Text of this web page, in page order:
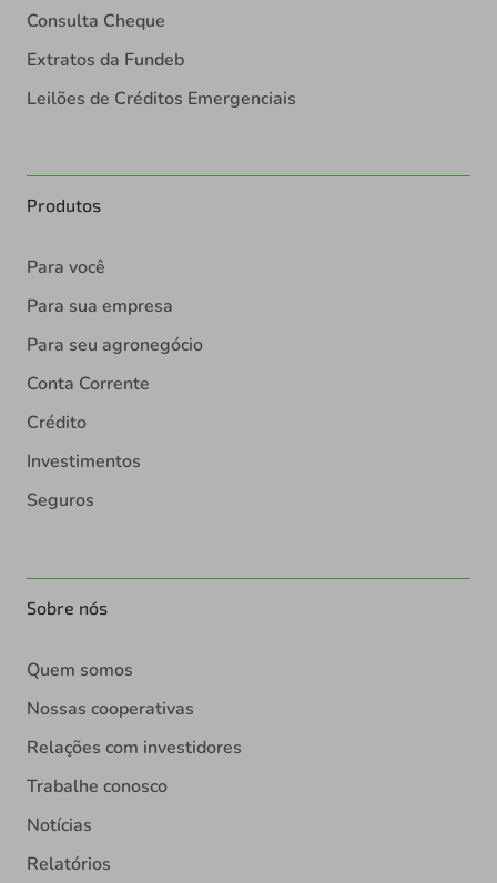
Consulta Cheque
Extratos da Fundeb
Leilões de Créditos Emergenciais
Produtos
Para você
Para sua empresa
Para seu agronegócio
Conta Corrente
Crédito
Investimentos
Seguros
Sobre nós
Quem somos
Nossas cooperativas
Relações com investidores
Trabalhe conosco
Notícias
Relatórios